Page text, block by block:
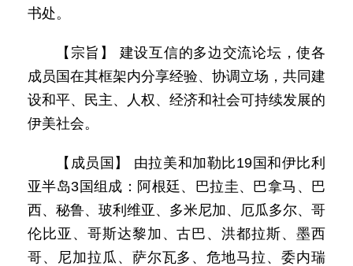
书处。
【宗旨】 建设互信的多边交流论坛，使各
成员国在其框架内分享经验、协调立场，共同建
设和平、民主、人权、经济和社会可持续发展的
伊美社会。
【成员国】 由拉美和加勒比19国和伊比利
亚半岛3国组成：阿根廷、巴拉圭、巴拿马、巴
西、秘鲁、玻利维亚、多米尼加、厄瓜多尔、哥
伦比亚、哥斯达黎加、古巴、洪都拉斯、墨西
哥、尼加拉瓜、萨尔瓦多、危地马拉、委内瑞